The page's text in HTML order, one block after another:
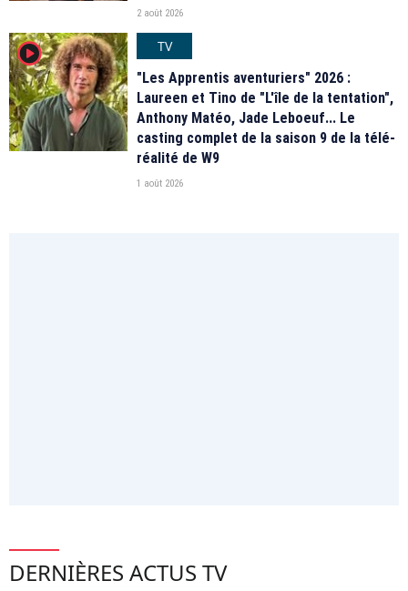
2 août 2026
player2
TV
"Les Apprentis aventuriers" 2026 :
Laureen et Tino de "L'île de la tentation",
Anthony Matéo, Jade Leboeuf... Le
casting complet de la saison 9 de la télé-
réalité de W9
1 août 2026
DERNIÈRES ACTUS TV